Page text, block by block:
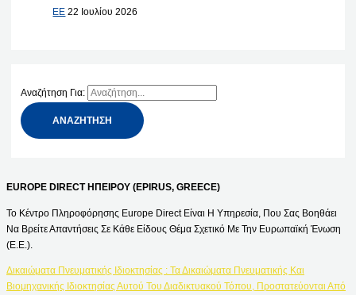
ΕΕ 22 Ιουλίου 2026
Αναζήτηση Για:
EUROPE DIRECT ΗΠΕΙΡΟΥ (EPIRUS, GREECE)
Το Κέντρο Πληροφόρησης Europe Direct Είναι Η Υπηρεσία, Που Σας Βοηθάει
Να Βρείτε Απαντήσεις Σε Κάθε Είδους Θέμα Σχετικό Με Την Ευρωπαϊκή Ένωση
(Ε.Ε.).
Δικαιώματα Πνευματικής Ιδιοκτησίας : Τα Δικαιώματα Πνευματικής Και
Βιομηχανικής Ιδιοκτησίας Αυτού Του Διαδικτυακού Τόπου, Προστατεύονται Από